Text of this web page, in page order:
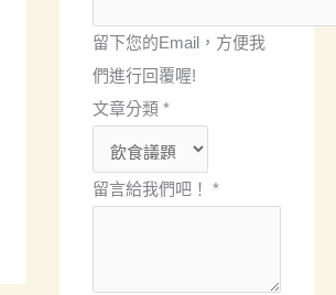
留下您的Email，方便我
們進行回覆喔!
姓
或
暱
文章分類*
留言給我們吧！*